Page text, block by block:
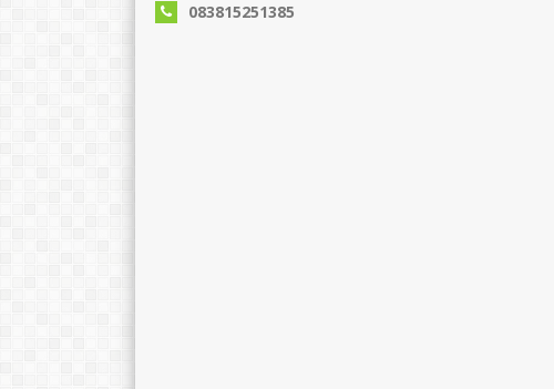
083815251385